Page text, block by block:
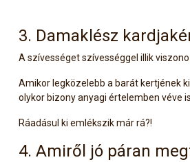
3. Damaklész
A szívességet szívességgel illik
Amikor legközelebb a barát kertjének
olykor bizony anyagi értelemben véve
Ráadásul ki emlékszik már rá?!
4. Amiről jó páran